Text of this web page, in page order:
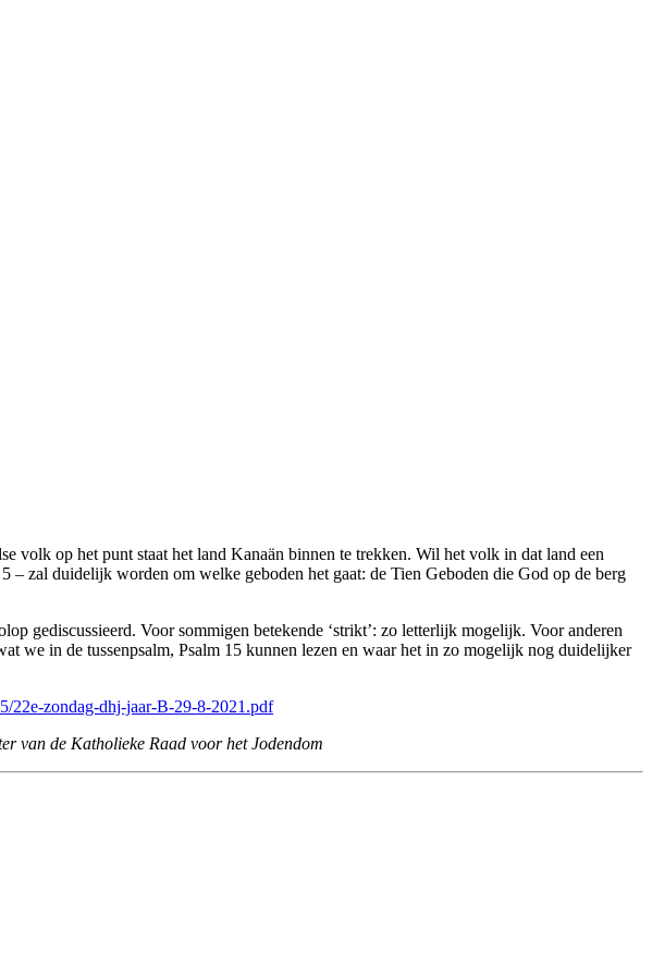
volk op het punt staat het land Kanaän binnen te trekken. Wil het volk in dat land een
– zal duidelijk worden om welke geboden het gaat: de Tien Geboden die God op de berg
gediscussieerd. Voor sommigen betekende ‘strikt’: zo letterlijk mogelijk. Voor anderen
we in de tussenpsalm, Psalm 15 kunnen lezen en waar het in zo mogelijk nog duidelijker
22e-zondag-dhj-jaar-B-29-8-2021.pdf
van de Katholieke Raad voor het Jodendom